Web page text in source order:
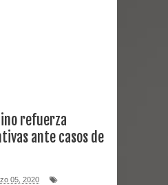
la Fiesta del Chancho
refuerza
ante casos de
05, 2020